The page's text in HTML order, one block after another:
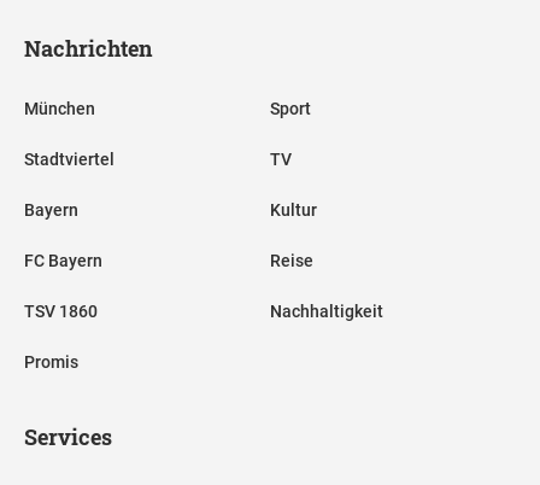
Nachrichten
München
Stadtviertel
Bayern
FC Bayern
TSV 1860
Promis
Sport
TV
Kultur
Reise
Nachhaltigkeit
Services